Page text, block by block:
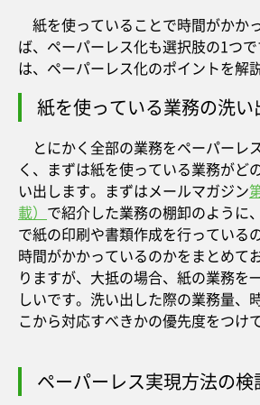
紙を使っていることで時間がかか
ば、ペーパーレス化も選択肢の1つ
は、ペーパーレス化のポイントを解
紙を使っている業務の洗い
とにかく全部の業務をペーパーレ
く、まずは紙を使っている業務がど
い出します。まずはメールマガジン
載） で紹介した業務の棚卸のように
で紙の印刷や書類作成を行っている
時間がかかっているのかをまとめて
りますが、大抵の場合、紙の業務を
しいです。洗い出した際の業務量、
こから対応すべきかの優先度をつけ
ペーパーレス実現方法の検